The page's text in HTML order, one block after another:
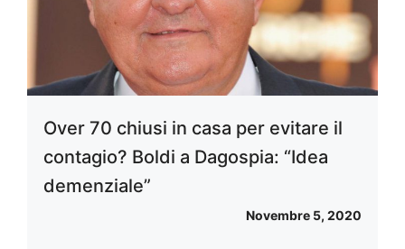
Over 70 chiusi in casa per evitare il
contagio? Boldi a Dagospia: “Idea
demenziale”
Novembre 5, 2020